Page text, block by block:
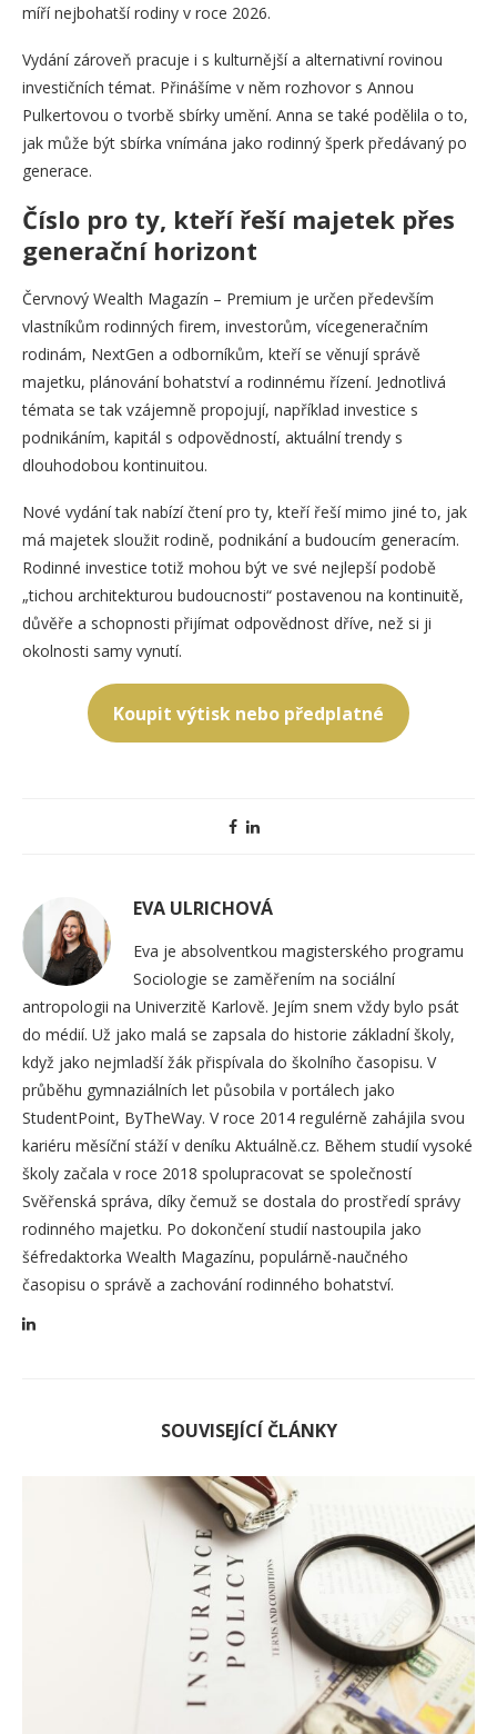
míří nejbohatší rodiny v roce 2026.
Vydání zároveň pracuje i s kulturnější a alternativní rovinou
investičních témat. Přinášíme v něm rozhovor s Annou
Pulkertovou o tvorbě sbírky umění. Anna se také podělila o to,
jak může být sbírka vnímána jako rodinný šperk předávaný po
generace.
Číslo pro ty, kteří řeší majetek přes
generační horizont
Červnový Wealth Magazín – Premium je určen především
vlastníkům rodinných firem, investorům, vícegeneračním
rodinám, NextGen a odborníkům, kteří se věnují správě
majetku, plánování bohatství a rodinnému řízení. Jednotlivá
témata se tak vzájemně propojují, například investice s
podnikáním, kapitál s odpovědností, aktuální trendy s
dlouhodobou kontinuitou.
Nové vydání tak nabízí čtení pro ty, kteří řeší mimo jiné to, jak
má majetek sloužit rodině, podnikání a budoucím generacím.
Rodinné investice totiž mohou být ve své nejlepší podobě
„tichou architekturou budoucnosti“ postavenou na kontinuitě,
důvěře a schopnosti přijímat odpovědnost dříve, než si ji
okolnosti samy vynutí.
Koupit výtisk nebo předplatné
EVA ULRICHOVÁ
Eva je absolventkou magisterského programu
Sociologie se zaměřením na sociální
antropologii na Univerzitě Karlově. Jejím snem vždy bylo psát
do médií. Už jako malá se zapsala do historie základní školy,
když jako nejmladší žák přispívala do školního časopisu. V
průběhu gymnaziálních let působila v portálech jako
StudentPoint, ByTheWay. V roce 2014 regulérně zahájila svou
kariéru měsíční stáží v deníku Aktuálně.cz. Během studií vysoké
školy začala v roce 2018 spolupracovat se společností
Svěřenská správa, díky čemuž se dostala do prostředí správy
rodinného majetku. Po dokončení studií nastoupila jako
šéfredaktorka Wealth Magazínu, populárně-naučného
časopisu o správě a zachování rodinného bohatství.
SOUVISEJÍCÍ ČLÁNKY